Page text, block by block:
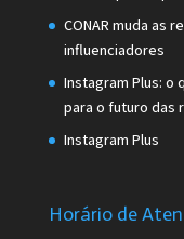
CONAR muda as
influenciadores
Instagram Plus: o
para o futuro das
Instagram Plus
Horário de